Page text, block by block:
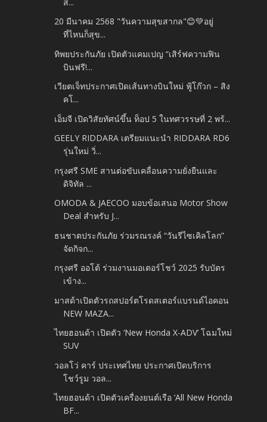
20 มีนาคม 2568 "วันความสุขสากล"😊💚อยู่
ที่ไหนก็สุข...
ทิพยประกันภัย เปิดตัวแคมเปญ “เสิร์ฟความฟิน
บินฟรี!...
เวียตเจ็ทประกาศเปิดเส้นทางบินใหม่ ฟู้โก๊วก – สิง
คโ...
เอ็มจี เปิดวิสัยทัศน์ขึ้น ท็อป 5 ในทศวรรษที่ 2 พร้...
GEELY RIDDARA เตรียมแนะนำ RIDDARA RD6
รุ่นใหม่ วิ่...
กรุงศรี SME สานต่อขับเคลื่อนความยั่งยืนและ
ดิจิทัล ...
OMODA & JAECOO มอบข้อเสนอ Motor Show
Deal สำหรับ J...
ธนชาตประกันภัย ร่วมรณรงค์ “วันรีไซเคิลโลก”
จัดกิจก...
กรุงศรี ออโต้ ร่วมงานมอเตอร์โชว์ 2025 รับบัตร
เข้าง...
มาสด้าเปิดตัวรถสปอร์ตโรดสเตอร์แบรนด์ไอคอน
NEW MAZA...
ไทยฮอนด้า เปิดตัว ‘New Honda X-ADV’ โฉมใหม่
SUV
วอลโว่ คาร์ ประเทศไทย ประกาศเปิดบริการ
โชว์รูม วอล...
ไทยฮอนด้า เปิดตัวเครื่องยนต์เรือ ‘All New Honda
BF...